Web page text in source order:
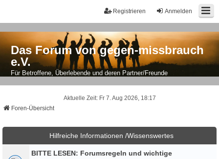
Anmelden
Registrieren
Das Forum von gegen-missbrauch
e.V.
Für Betroffene, Überlebende und deren Partner/Freunde
Aktuelle Zeit: Fr 7. Aug 2026, 18:17
Foren-Übersicht
Hilfreiche Informationen /Wissenswertes
BITTE LESEN: Forumsregeln und wichtige